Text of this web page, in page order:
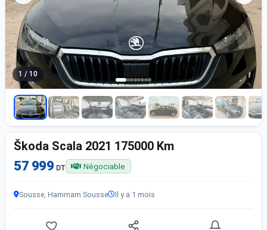
1 / 10
Škoda Scala 2021 175000 Km
57 999 DT Négociable
Sousse, Hammam Sousse Il y a 1 mois